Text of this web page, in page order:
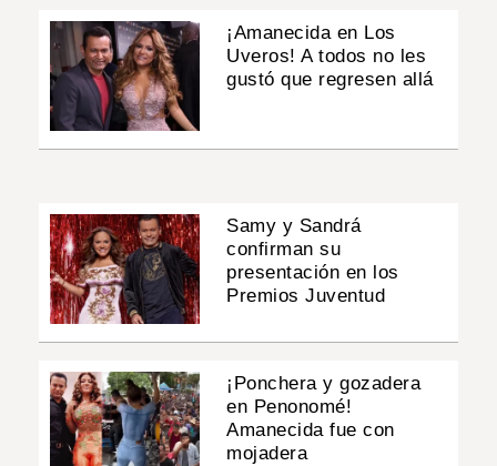
¡Amanecida en Los
Uveros! A todos no les
gustó que regresen allá
Samy y Sandrá
confirman su
presentación en los
Premios Juventud
¡Ponchera y gozadera
en Penonomé!
Amanecida fue con
mojadera